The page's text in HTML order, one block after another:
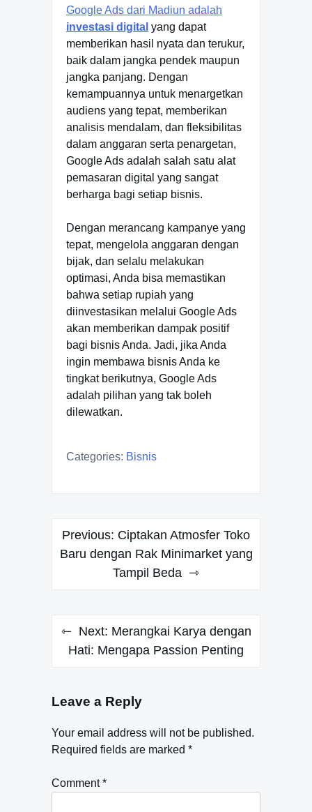
Google Ads dari Madiun adalah
investasi digital yang dapat
memberikan hasil nyata dan terukur,
baik dalam jangka pendek maupun
jangka panjang. Dengan
kemampuannya untuk menargetkan
audiens yang tepat, memberikan
analisis mendalam, dan fleksibilitas
dalam anggaran serta penargetan,
Google Ads adalah salah satu alat
pemasaran digital yang sangat
berharga bagi setiap bisnis.
Dengan merancang kampanye yang
tepat, mengelola anggaran dengan
bijak, dan selalu melakukan
optimasi, Anda bisa memastikan
bahwa setiap rupiah yang
diinvestasikan melalui Google Ads
akan memberikan dampak positif
bagi bisnis Anda. Jadi, jika Anda
ingin membawa bisnis Anda ke
tingkat berikutnya, Google Ads
adalah pilihan yang tak boleh
dilewatkan.
Categories: Bisnis
Post
navigation
Previous: Ciptakan Atmosfer Toko
Baru dengan Rak Minimarket yang
Tampil Beda
Next: Merangkai Karya dengan
Hati: Mengapa Passion Penting
Leave a Reply
Your email address will not be published.
Required fields are marked *
Comment*